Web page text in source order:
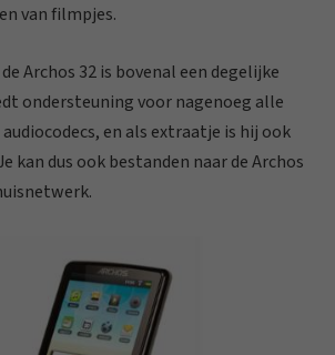
van filmpjes.
Archos 32 is bovenal een degelijke
ondersteuning voor nagenoeg alle
en als extraatje is hij ook
kan dus ook bestanden naar de Archos